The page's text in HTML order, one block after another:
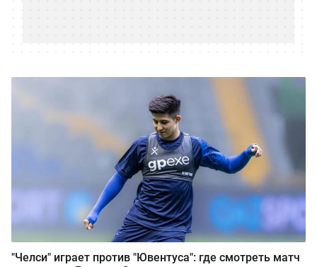
"Челси" играет против "Ювентуса": где смотреть матч